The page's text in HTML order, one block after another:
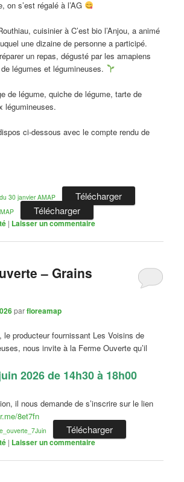
on s’est régalé à l’AG
cuisinier à C’est bio l’Anjou, a animé
une dizaine de personne a participé.
un repas, dégusté par les amapiens
légumes et légumineuses.
de légume, quiche de légume, tarte de
légumineuses.
ci-dessous avec le compte rendu de
30 janvier AMAP Télécharger
Télécharger
| Laisser un commentaire
– Grains
parfloreamap
le producteur fournissant Les Voisins de
nous invite à la Ferme Ouverte qu’il
2026 de 14h30 à 18h00
il nous demande de s’inscrire sur le lien
8et7fn
Télécharger
| Laisser un commentaire